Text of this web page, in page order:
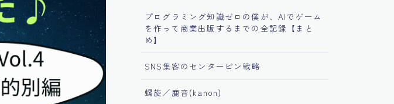
プログラミング知識ゼロの僕が、AIでゲーム
を作って商業出版するまでの全記録【まと
め】
SNS集客のセンターピン戦略
螺旋／鹿音(kanon)